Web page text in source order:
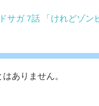
サガ 7話 「けれどゾ
ありません。